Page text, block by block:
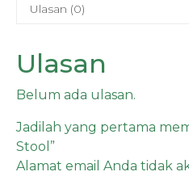
Ulasan (0)
Ulasan
Belum ada ulasan.
Jadilah yang pertama
Stool”
Alamat email Anda tidak